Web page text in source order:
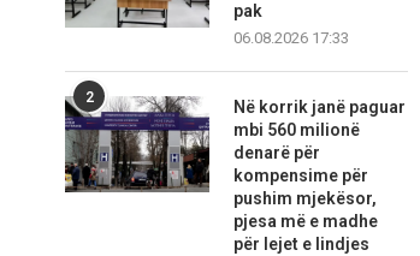
pak
06.08.2026 17:33
2
Në korrik janë paguar
mbi 560 milionë
denarë për
kompensime për
pushim mjekësor,
pjesa më e madhe
për lejet e lindjes